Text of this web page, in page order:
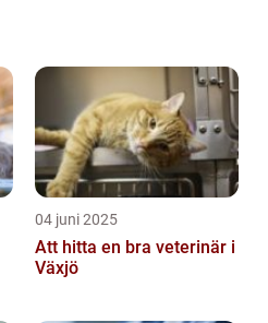
04 juni 2025
Att hitta en bra veterinär i
Växjö